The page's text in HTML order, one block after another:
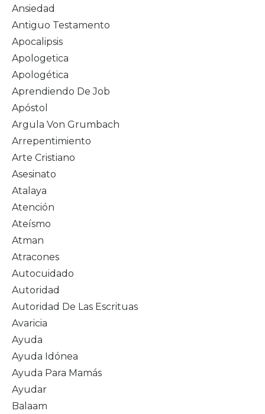
Ansiedad
Antiguo Testamento
Apocalipsis
Apologetica
Apologética
Aprendiendo De Job
Apóstol
Argula Von Grumbach
Arrepentimiento
Arte Cristiano
Asesinato
Atalaya
Atención
Ateísmo
Atman
Atracones
Autocuidado
Autoridad
Autoridad De Las Escrituas
Avaricia
Ayuda
Ayuda Idónea
Ayuda Para Mamás
Ayudar
Balaam